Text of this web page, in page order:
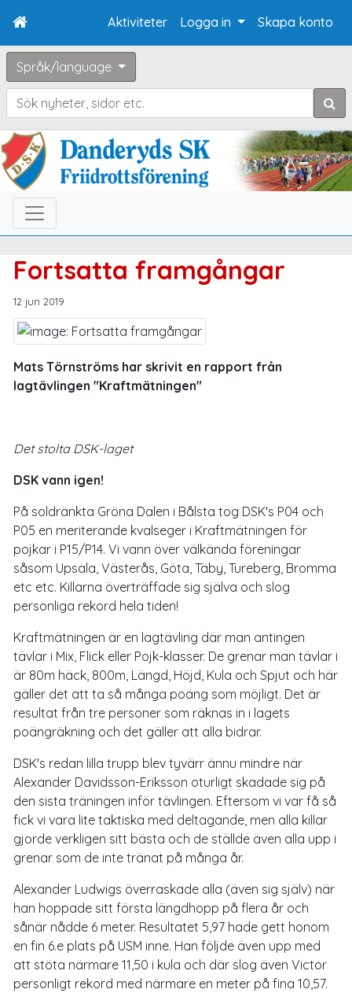
Aktiviteter Logga in Skapa konto
Språk/language
Sök
Fortsatta framgångar
12 jun 2019
Mats Törnströms har skrivit en rapport från
lagtävlingen "Kraftmätningen"
Det stolta DSK-laget
DSK vann igen!
På soldränkta Gröna Dalen i Bålsta tog DSK's P04 och
P05 en meriterande kvalseger i Kraftmätningen för
pojkar i P15/P14. Vi vann över välkända föreningar
såsom Upsala, Västerås, Göta, Täby, Tureberg, Bromma
etc etc. Killarna överträffade sig själva och slog
personliga rekord hela tiden!
Kraftmätningen är en lagtävling där man antingen
tävlar i Mix, Flick eller Pojk-klasser. De grenar man tävlar i
är 80m häck, 800m, Längd, Höjd, Kula och Spjut och här
gäller det att ta så många poäng som möjligt. Det är
resultat från tre personer som räknas in i lagets
poängräkning och det gäller att alla bidrar.
DSK's redan lilla trupp blev tyvärr ännu mindre när
Alexander Davidsson-Eriksson oturligt skadade sig på
den sista träningen inför tävlingen. Eftersom vi var få så
fick vi vara lite taktiska med deltagande, men alla killar
gjorde verkligen sitt bästa och de ställde även alla upp i
grenar som de inte tränat på många år.
Alexander Ludwigs överraskade alla (även sig själv) när
han hoppade sitt första längdhopp på flera år och
sånär nådde 6 meter. Resultatet 5,97 hade gett honom
en fin 6.e plats på USM inne. Han följde även upp med
att stöta närmare 11,50 i kula och där slog även Victor
personligt rekord med närmare en meter på fina 10,57.